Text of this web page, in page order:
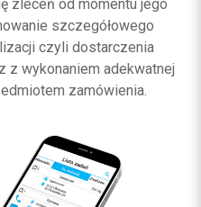
zleceń od momentu jego
szczegółowego
czyli dostarczenia
z wykonaniem adekwatnej
zamówienia.